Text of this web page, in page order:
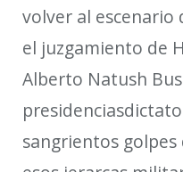
volver al
el juzgamiento de
Alberto Natush
presidencias
sangrientos golpes